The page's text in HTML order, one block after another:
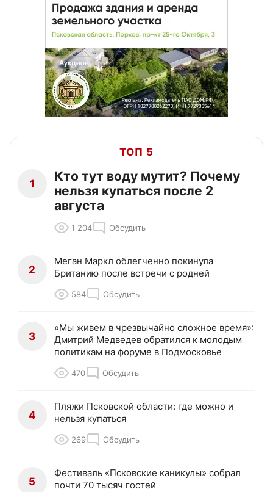
ТОП 5
1
Кто тут воду мутит? Почему
нельзя купаться после 2
августа
1 204 Обсудить
2
Меган Маркл облегченно покинула
Британию после встречи с родней
584 Обсудить
3
«Мы живем в чрезвычайно сложное время»:
Дмитрий Медведев обратился к молодым
политикам на форуме в Подмосковье
470 Обсудить
4
Пляжи Псковской области: где можно и
нельзя купаться
269 Обсудить
5
Фестиваль «Псковские каникулы» собрал
почти 70 тысяч гостей